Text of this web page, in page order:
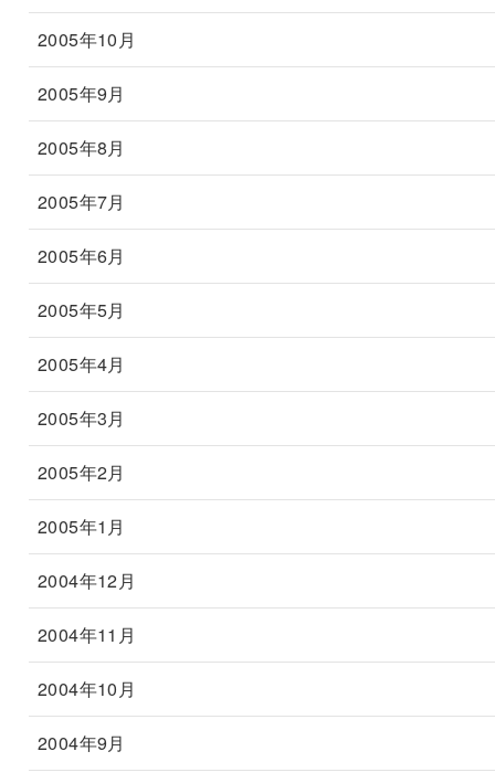
2005年10月
2005年9月
2005年8月
2005年7月
2005年6月
2005年5月
2005年4月
2005年3月
2005年2月
2005年1月
2004年12月
2004年11月
2004年10月
2004年9月